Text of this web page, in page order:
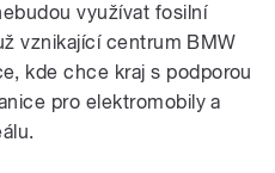
využívat fosilní
vznikající centrum BMW
kde chce kraj s podporou
pro elektromobily a